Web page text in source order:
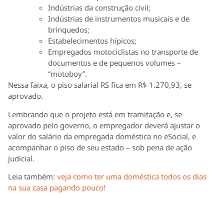
Indústrias da construção civil;
Indústrias de instrumentos musicais e de
brinquedos;
Estabelecimentos hípicos;
Empregados motociclistas no transporte de
documentos e de pequenos volumes –
“motoboy”.
Nessa faixa, o piso salarial RS fica em R$ 1.270,93, se
aprovado.
Lembrando que o projeto está em tramitação e, se
aprovado pelo governo, o empregador deverá ajustar o
valor do salário da empregada doméstica no eSocial, e
acompanhar o piso de seu estado – sob pena de ação
judicial.
Leia também: veja como ter uma doméstica todos os dias
na sua casa pagando pouco!